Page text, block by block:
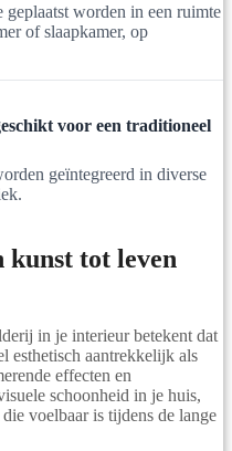
of slaapkamer, op
voor een traditioneel
tot leven
esthetisch aantrekkelijk als
effecten en
schoonheid in je huis,
voelbaar is tijdens de lange